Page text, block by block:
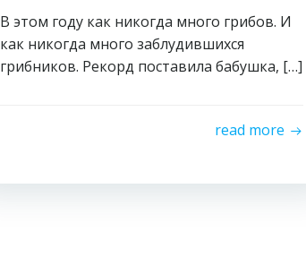
В этом году как никогда много грибов. И
как никогда много заблудившихся
грибников. Рекорд поставила бабушка, […]
read more